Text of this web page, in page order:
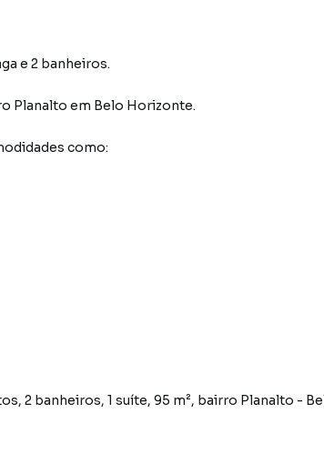
e 2 banheiros.
Planalto em Belo Horizonte.
como: